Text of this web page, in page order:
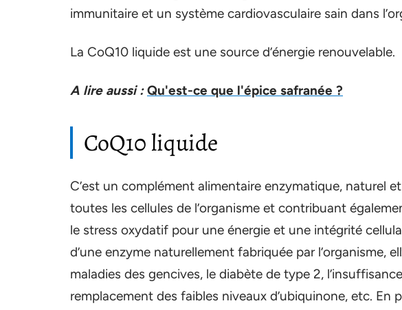
immunitaire et un système cardiovasculaire sain dans
La CoQ10 liquide est une source d’énergie renouvelable.
A lire aussi : Qu'est-ce que l'épice safranée ?
CoQ10 liquide
C’est un complément alimentaire enzymatique, naturel
toutes les cellules de l’organisme et contribuant
le stress oxydatif pour une énergie et une intégrité
d’une enzyme naturellement fabriquée par l’organisme,
maladies des gencives, le diabète de type 2,
remplacement des faibles niveaux d’ubiquinone, etc. En